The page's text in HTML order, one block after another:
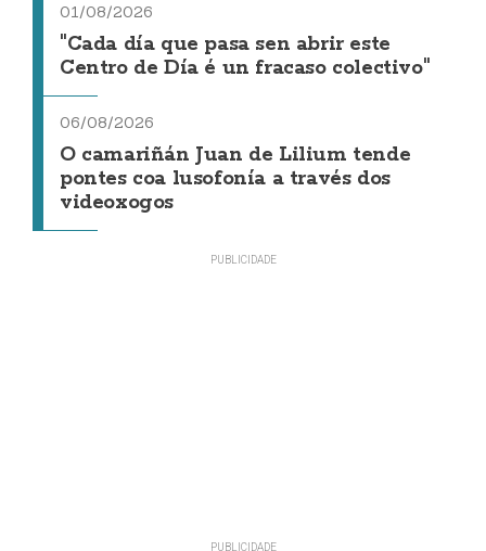
01/08/2026
"Cada día que pasa sen abrir este
Centro de Día é un fracaso colectivo"
06/08/2026
O camariñán Juan de Lilium tende
pontes coa lusofonía a través dos
videoxogos